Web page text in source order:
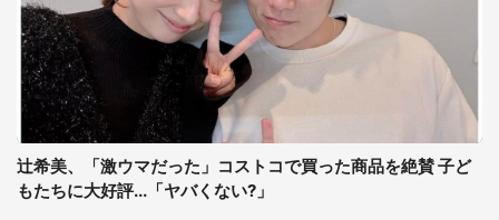
辻希美、「激ウマだった」コストコで買った商品を絶賛 子ど
もたちに大好評...「ヤバくない?」